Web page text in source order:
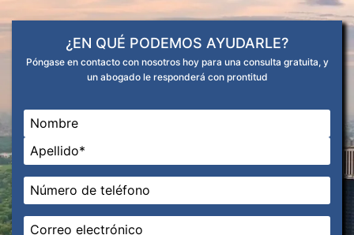
¿EN QUÉ PODEMOS AYUDARLE?
Póngase en contacto con nosotros hoy para una consulta gratuita, y
un abogado le responderá con prontitud
Nombre
En primer lugar
Última
Teléfono*
Correo